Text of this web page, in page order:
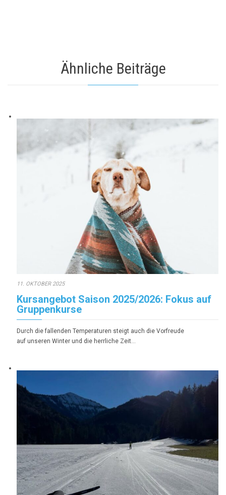
Ähnliche Beiträge
11. OKTOBER 2025
Kursangebot Saison 2025/2026: Fokus auf
Gruppenkurse
Durch die fallenden Temperaturen steigt auch die Vorfreude
auf unseren Winter und die herrliche Zeit…